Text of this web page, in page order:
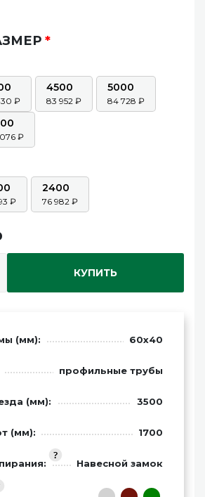
*
4500
83 952
5000
84 728
076
2400
76 982
КУПИТЬ
(мм): 60х40
профильные трубы
(мм): 3500
(мм): 1700
Навесной замок